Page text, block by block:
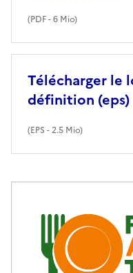
(PDF- 6 Mio)
Télécharger le
définition (eps)
(EPS - 2.5 Mio)